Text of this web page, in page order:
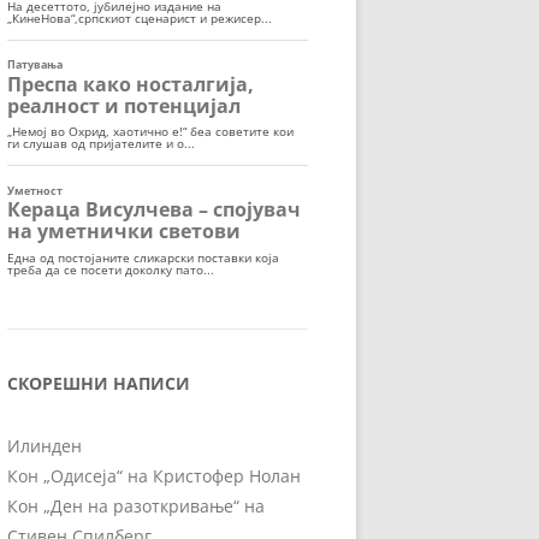
СКОРЕШНИ НАПИСИ
Илинден
Кон „Одисеја“ на Кристофер Нолан
Кон „Ден на разоткривање“ на